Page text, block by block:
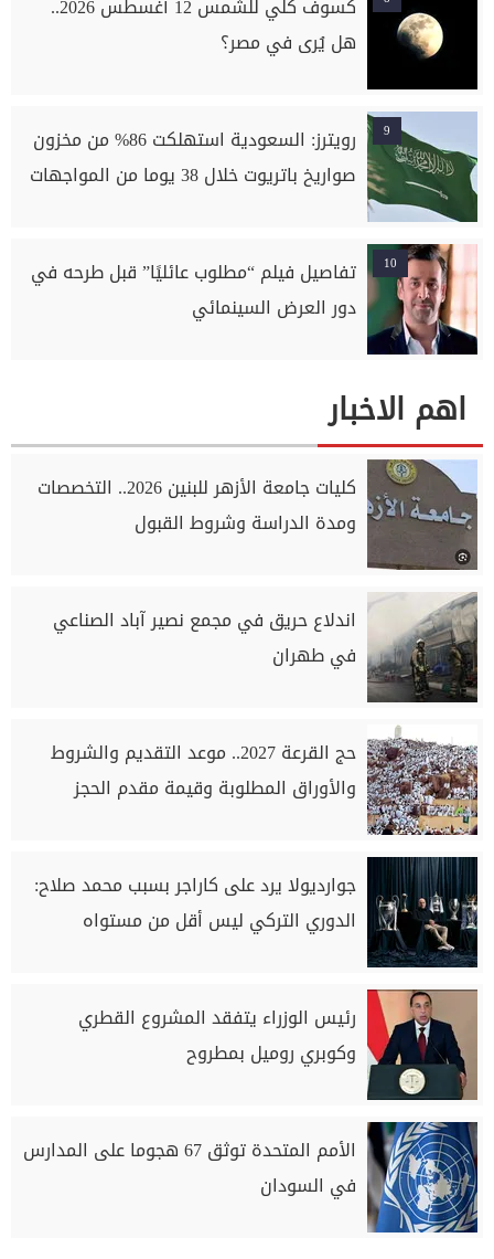
كسوف كلي للشمس 12 أغسطس 2026..
هل يُرى في مصر؟
9
رويترز: السعودية استهلكت 86% من مخزون
صواريخ باتريوت خلال 38 يوما من المواجهات
10
تفاصيل فيلم “مطلوب عائليًا” قبل طرحه في
دور العرض السينمائي
اهم الاخبار
كليات جامعة الأزهر للبنين 2026.. التخصصات
ومدة الدراسة وشروط القبول
اندلاع حريق في مجمع نصير آباد الصناعي
في طهران
حج القرعة 2027.. موعد التقديم والشروط
والأوراق المطلوبة وقيمة مقدم الحجز
جوارديولا يرد على كاراجر بسبب محمد صلاح:
الدوري التركي ليس أقل من مستواه
رئيس الوزراء يتفقد المشروع القطري
وكوبري روميل بمطروح
الأمم المتحدة توثق 67 هجوما على المدارس
في السودان